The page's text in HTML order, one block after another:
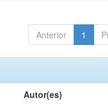
Anterior 1
Autor(es)